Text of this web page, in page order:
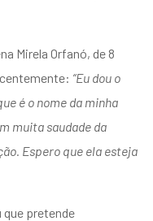
Mirela Orfanó, de 8
“Eu dou o
é o nome da minha
muita saudade da
Espero que ela esteja
que pretende